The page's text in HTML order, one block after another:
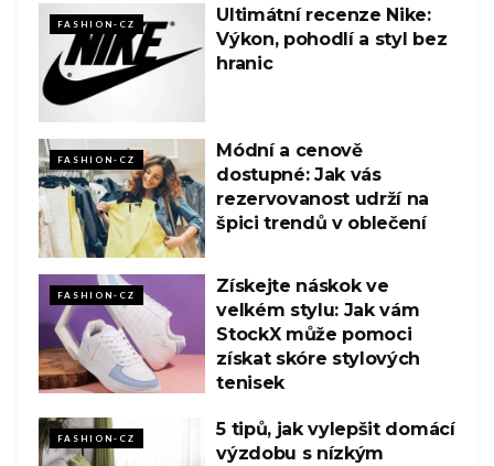
FASHION-CZ
Ultimátní recenze Nike:
Výkon, pohodlí a styl bez
hranic
FASHION-CZ
Módní a cenově
dostupné: Jak vás
rezervovanost udrží na
špici trendů v oblečení
FASHION-CZ
Získejte náskok ve
velkém stylu: Jak vám
StockX může pomoci
získat skóre stylových
tenisek
FASHION-CZ
5 tipů, jak vylepšit domácí
výzdobu s nízkým